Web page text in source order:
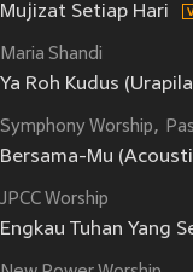
Mujizat Setiap Hari
Maria Shandi
Symphony Worship
Bersama-Mu
JPCC Worship
Engkau Tuhan Yang